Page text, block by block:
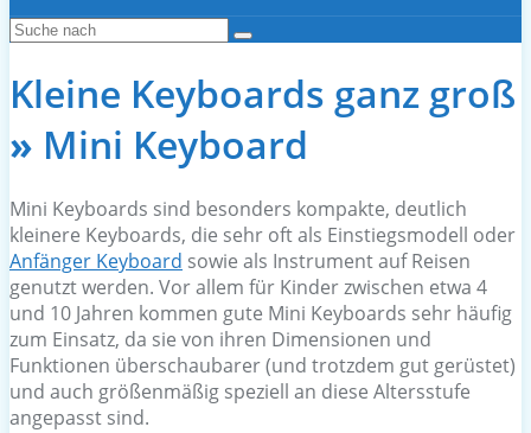
Kleine Keyboards ganz groß
» Mini Keyboard
Mini Keyboards sind besonders kompakte, deutlich
kleinere Keyboards, die sehr oft als Einstiegsmodell oder
Anfänger Keyboard sowie als Instrument auf Reisen
genutzt werden. Vor allem für Kinder zwischen etwa 4
und 10 Jahren kommen gute Mini Keyboards sehr häufig
zum Einsatz, da sie von ihren Dimensionen und
Funktionen überschaubarer (und trotzdem gut gerüstet)
und auch größenmäßig speziell an diese Altersstufe
angepasst sind.